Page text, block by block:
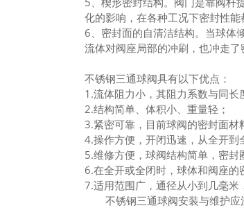
化的影响，在各种工况下密封性能
6、密封面的自清洁结构。当球体
流体对阀座局部的冲刷，也冲走了
不锈钢三通球阀具有以下优点：
1.流体阻力小，其阻力系数与同长
2.结构简单、体积小、重量轻；
3.紧密可靠，目前球阀的密封面材
4.操作方便，开闭迅速，从全开到
5.维修方便，球阀结构简单，密封
6.在全开或全闭时，球体和阀座的
7.适用范围广，通径从小到几毫米
不锈钢三通球阀安装与维护应